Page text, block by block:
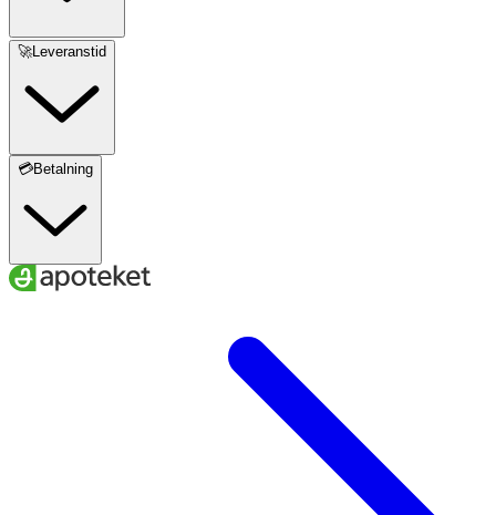
🚀Leveranstid
💳Betalning